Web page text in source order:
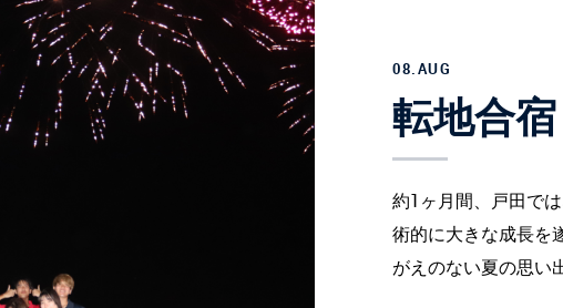
08.AUG
転地合宿
約1ヶ月間、戸田で
術的に大きな成長を
がえのない夏の思い